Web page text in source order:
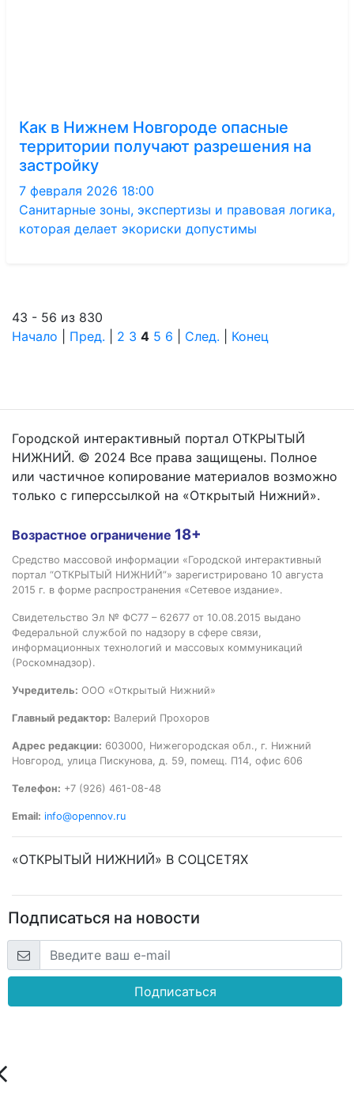
Как в Нижнем Новгороде опасные
территории получают разрешения на
застройку
7 февраля 2026 18:00
Санитарные зоны, экспертизы и правовая логика,
которая делает экориски допустимы
43 - 56 из 830
Начало
Пред. 2 3 4 5 6 След. Конец
Городской интерактивный портал ОТКРЫТЫЙ
НИЖНИЙ. © 2024 Все права защищены. Полное
или частичное копирование материалов возможно
только с гиперссылкой на «Открытый Нижний».
Возрастное ограничение 18+
Средство массовой информации «Городской интерактивный
портал “ОТКРЫТЫЙ НИЖНИЙ”» зарегистрировано 10 августа
2015 г. в форме распространения «Сетевое издание».
Свидетельство Эл № ФС77 – 62677 от 10.08.2015 выдано
Федеральной службой по надзору в сфере связи,
информационных технологий и массовых коммуникаций
(Роскомнадзор).
Учредитель: ООО «Открытый Нижний»
Главный редактор: Валерий Прохоров
Адрес редакции: 603000, Нижегородская обл., г. Нижний
Новгород, улица Пискунова, д. 59, помещ. П14, офис 606
Телефон: +7 (926) 461-08-48
Email: info@opennov.ru
«ОТКРЫТЫЙ НИЖНИЙ» В СОЦСЕТЯХ
Подписаться на новости
Подписаться